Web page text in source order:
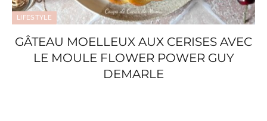
LIFESTYLE
GÂTEAU MOELLEUX AUX CERISES AVEC
LE MOULE FLOWER POWER GUY
DEMARLE